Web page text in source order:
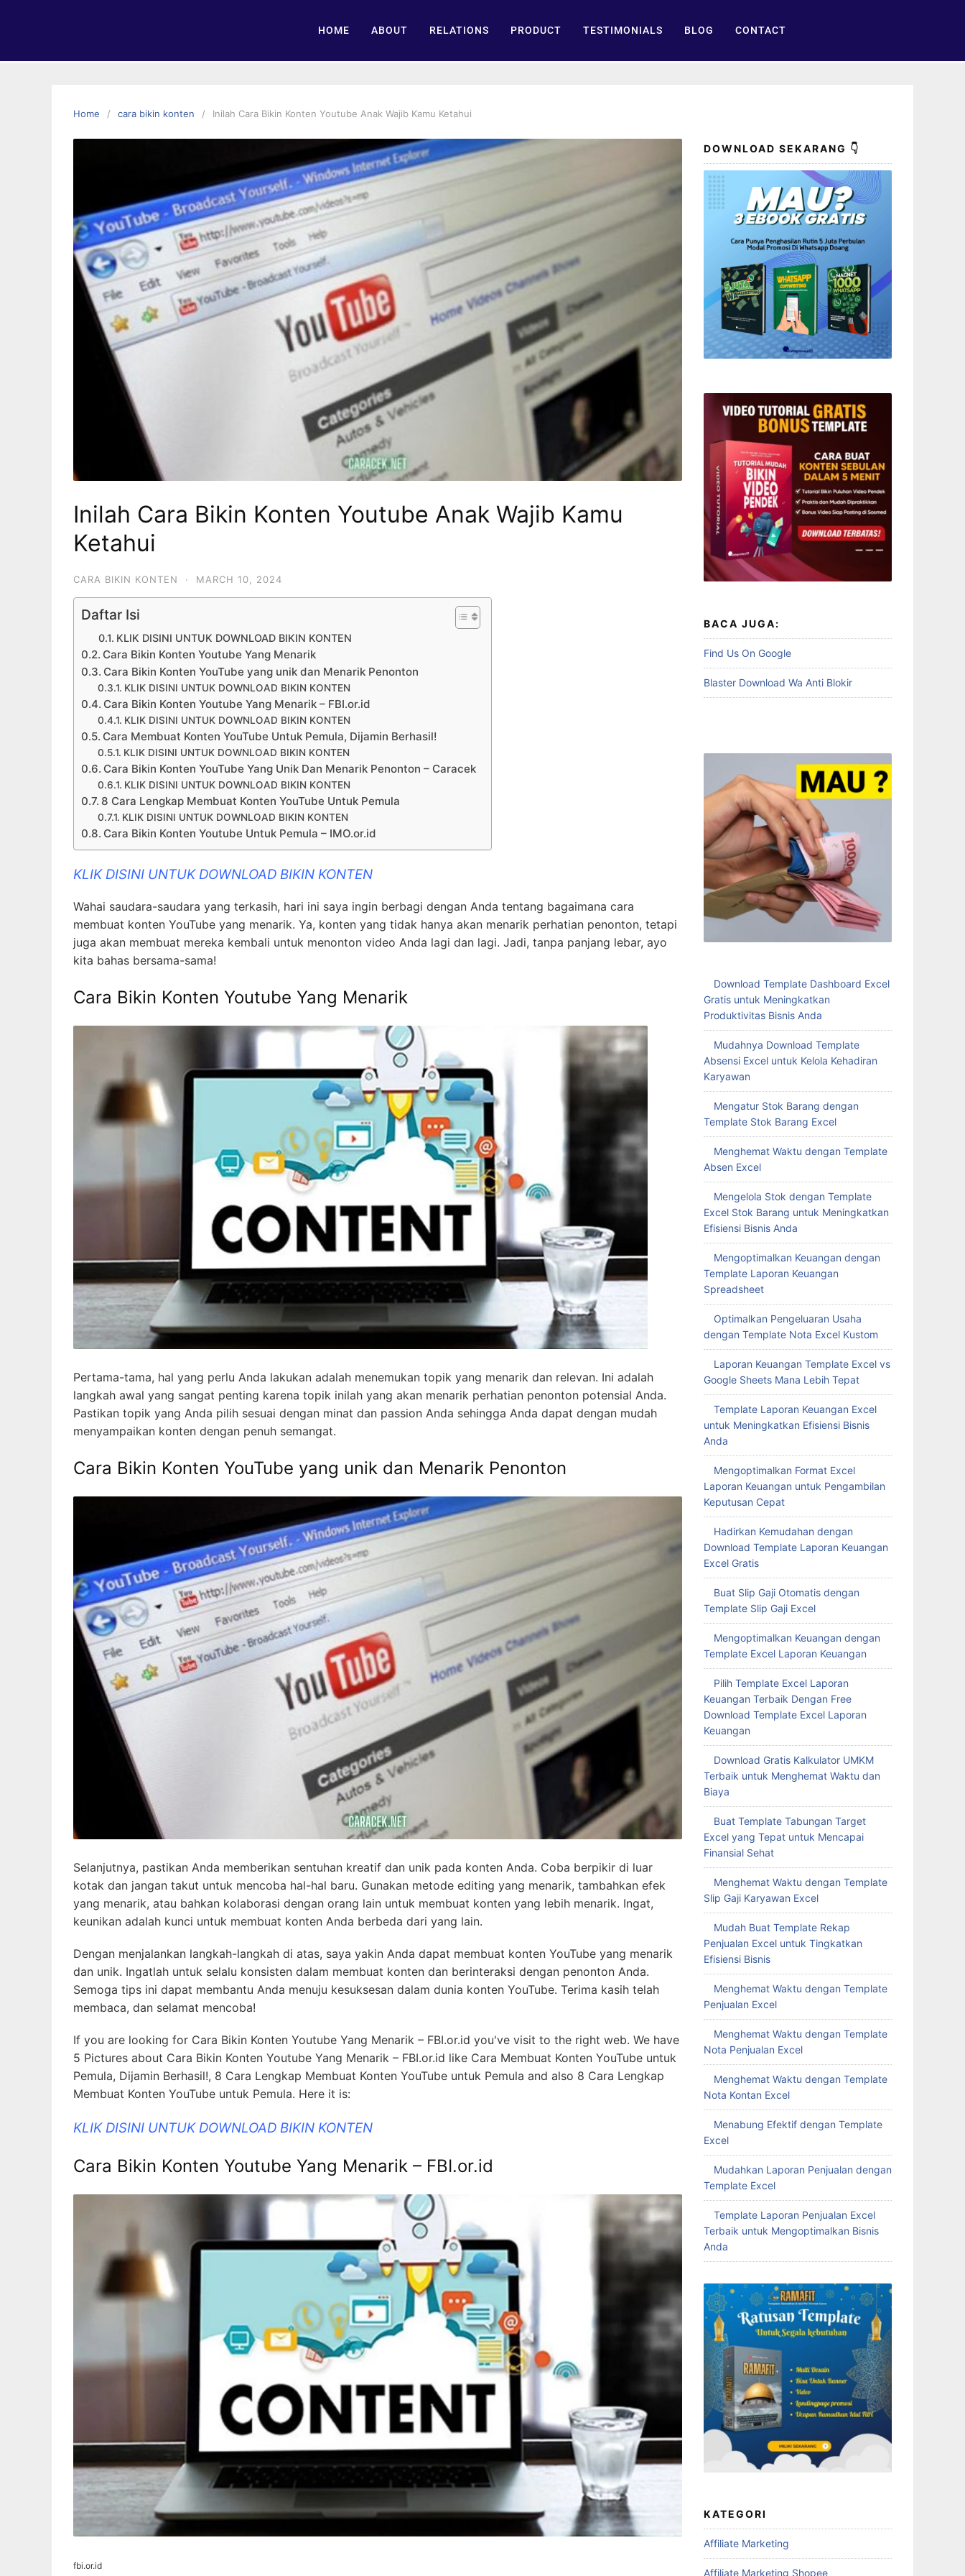
HOME ABOUT RELATIONS PRODUCT TESTIMONIALS BLOG CONTACT
Home cara bikin konten Inilah Cara Bikin Konten Youtube Anak Wajib Kamu Ketahui
Inilah Cara Bikin Konten Youtube Anak Wajib Kamu
Ketahui
CARA BIKIN KONTEN · MARCH 10, 2024
Daftar Isi
KLIK DISINI UNTUK DOWNLOAD BIKIN KONTEN
Cara Bikin Konten Youtube Yang Menarik
Cara Bikin Konten YouTube yang unik dan Menarik Penonton
KLIK DISINI UNTUK DOWNLOAD BIKIN KONTEN
Cara Bikin Konten Youtube Yang Menarik – FBI.or.id
KLIK DISINI UNTUK DOWNLOAD BIKIN KONTEN
Cara Membuat Konten YouTube Untuk Pemula, Dijamin Berhasil!
KLIK DISINI UNTUK DOWNLOAD BIKIN KONTEN
Cara Bikin Konten YouTube Yang Unik Dan Menarik Penonton – Caracek
KLIK DISINI UNTUK DOWNLOAD BIKIN KONTEN
8 Cara Lengkap Membuat Konten YouTube Untuk Pemula
KLIK DISINI UNTUK DOWNLOAD BIKIN KONTEN
Cara Bikin Konten Youtube Untuk Pemula – IMO.or.id
KLIK DISINI UNTUK DOWNLOAD BIKIN KONTEN
Wahai saudara-saudara yang terkasih, hari ini saya ingin berbagi dengan Anda tentang bagaimana cara
membuat konten YouTube yang menarik. Ya, konten yang tidak hanya akan menarik perhatian penonton, tetapi
juga akan membuat mereka kembali untuk menonton video Anda lagi dan lagi. Jadi, tanpa panjang lebar, ayo
kita bahas bersama-sama!
Cara Bikin Konten Youtube Yang Menarik
Pertama-tama, hal yang perlu Anda lakukan adalah menemukan topik yang menarik dan relevan. Ini adalah
langkah awal yang sangat penting karena topik inilah yang akan menarik perhatian penonton potensial Anda.
Pastikan topik yang Anda pilih sesuai dengan minat dan passion Anda sehingga Anda dapat dengan mudah
menyampaikan konten dengan penuh semangat.
Cara Bikin Konten YouTube yang unik dan Menarik Penonton
Selanjutnya, pastikan Anda memberikan sentuhan kreatif dan unik pada konten Anda. Coba berpikir di luar
kotak dan jangan takut untuk mencoba hal-hal baru. Gunakan metode editing yang menarik, tambahkan efek
yang menarik, atau bahkan kolaborasi dengan orang lain untuk membuat konten yang lebih menarik. Ingat,
keunikan adalah kunci untuk membuat konten Anda berbeda dari yang lain.
Dengan menjalankan langkah-langkah di atas, saya yakin Anda dapat membuat konten YouTube yang menarik
dan unik. Ingatlah untuk selalu konsisten dalam membuat konten dan berinteraksi dengan penonton Anda.
Semoga tips ini dapat membantu Anda menuju kesuksesan dalam dunia konten YouTube. Terima kasih telah
membaca, dan selamat mencoba!
If you are looking for Cara Bikin Konten Youtube Yang Menarik – FBI.or.id you've visit to the right web. We have
5 Pictures about Cara Bikin Konten Youtube Yang Menarik – FBI.or.id like Cara Membuat Konten YouTube untuk
Pemula, Dijamin Berhasil!, 8 Cara Lengkap Membuat Konten YouTube untuk Pemula and also 8 Cara Lengkap
Membuat Konten YouTube untuk Pemula. Here it is:
KLIK DISINI UNTUK DOWNLOAD BIKIN KONTEN
Cara Bikin Konten Youtube Yang Menarik – FBI.or.id
fbi.or.id
DOWNLOAD SEKARANG 👇
BACA JUGA:
Find Us On Google
Blaster Download Wa Anti Blokir
Download Template Dashboard Excel
Gratis untuk Meningkatkan
Produktivitas Bisnis Anda
Mudahnya Download Template
Absensi Excel untuk Kelola Kehadiran
Karyawan
Mengatur Stok Barang dengan
Template Stok Barang Excel
Menghemat Waktu dengan Template
Absen Excel
Mengelola Stok dengan Template
Excel Stok Barang untuk Meningkatkan
Efisiensi Bisnis Anda
Mengoptimalkan Keuangan dengan
Template Laporan Keuangan
Spreadsheet
Optimalkan Pengeluaran Usaha
dengan Template Nota Excel Kustom
Laporan Keuangan Template Excel vs
Google Sheets Mana Lebih Tepat
Template Laporan Keuangan Excel
untuk Meningkatkan Efisiensi Bisnis
Anda
Mengoptimalkan Format Excel
Laporan Keuangan untuk Pengambilan
Keputusan Cepat
Hadirkan Kemudahan dengan
Download Template Laporan Keuangan
Excel Gratis
Buat Slip Gaji Otomatis dengan
Template Slip Gaji Excel
Mengoptimalkan Keuangan dengan
Template Excel Laporan Keuangan
Pilih Template Excel Laporan
Keuangan Terbaik Dengan Free
Download Template Excel Laporan
Keuangan
Download Gratis Kalkulator UMKM
Terbaik untuk Menghemat Waktu dan
Biaya
Buat Template Tabungan Target
Excel yang Tepat untuk Mencapai
Finansial Sehat
Menghemat Waktu dengan Template
Slip Gaji Karyawan Excel
Mudah Buat Template Rekap
Penjualan Excel untuk Tingkatkan
Efisiensi Bisnis
Menghemat Waktu dengan Template
Penjualan Excel
Menghemat Waktu dengan Template
Nota Penjualan Excel
Menghemat Waktu dengan Template
Nota Kontan Excel
Menabung Efektif dengan Template
Excel
Mudahkan Laporan Penjualan dengan
Template Excel
Template Laporan Penjualan Excel
Terbaik untuk Mengoptimalkan Bisnis
Anda
KATEGORI
Affiliate Marketing
Affiliate Marketing Shopee